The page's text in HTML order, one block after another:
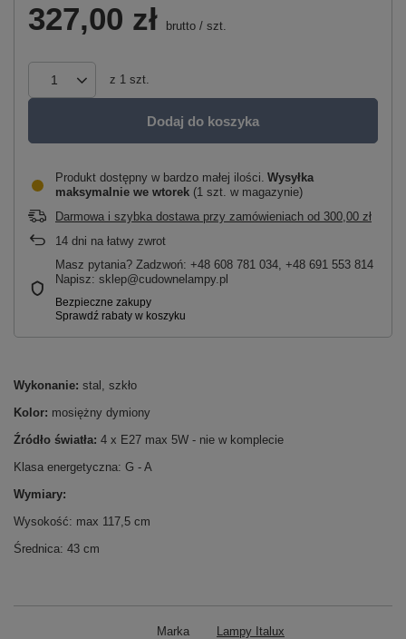
327,00 zł brutto / szt.
z 1 szt.
Dodaj do koszyka
Produkt dostępny w bardzo małej ilości Wysyłka
maksymalnie we wtorek (1 szt. w magazynie)
Darmowa i szybka dostawa przy zamówieniach od 300,00 zł
14 dni na łatwy zwrot
Masz pytania? Zadzwoń: +48 608 781 034, +48 691 553 814
Napisz: sklep@cudownelampy.pl
Wykonanie: stal, szkło
Kolor: mosiężny dymiony
Źródło światła: 4 x E27 max 5W - nie w komplecie
Klasa energetyczna: G - A
Wymiary:
Wysokość: max 117,5 cm
Średnica: 43 cm
Marka Lampy Italux